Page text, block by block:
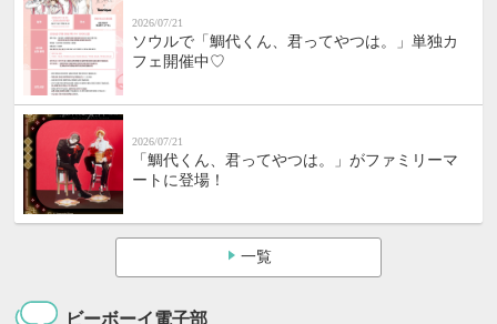
2026/07/21
ソウルで「鯛代くん、君ってやつは。」単独カ
フェ開催中♡
2026/07/21
「鯛代くん、君ってやつは。」がファミリーマ
ートに登場！
一覧
ビーボーイ電子部